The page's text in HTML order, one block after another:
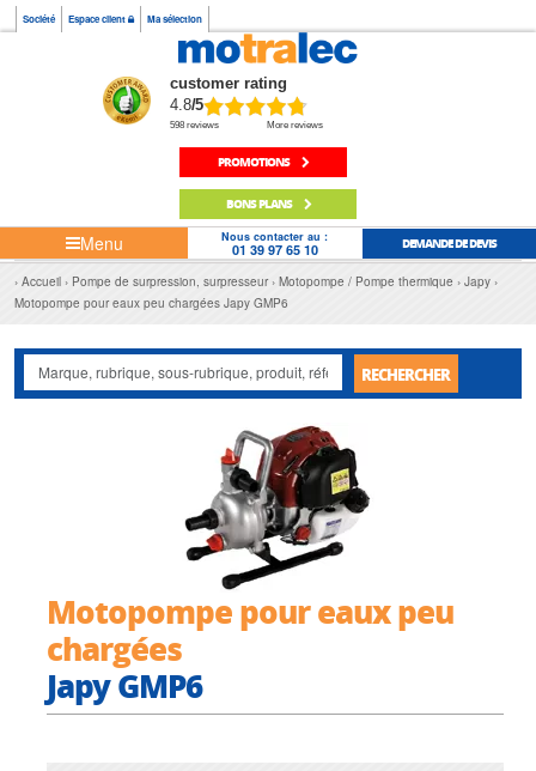
Société Espace client Ma sélection
customer rating
4.8/5
598 reviews More reviews
PROMOTIONS
BONS PLANS
Menu Nous contacter au :
01 39 97 65 10 DEMANDE DE DEVIS
Accueil Pompe de surpression, surpresseur Motopompe / Pompe thermique
Japy
Motopompe pour eaux peu chargées Japy GMP6
RECHERCHER
Motopompe pour eaux peu
chargées
Japy GMP6